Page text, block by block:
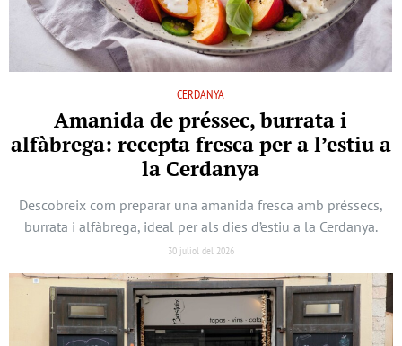
CERDANYA
Amanida de préssec, burrata i
alfàbrega: recepta fresca per a l’estiu a
la Cerdanya
Descobreix com preparar una amanida fresca amb préssecs,
burrata i alfàbrega, ideal per als dies d’estiu a la Cerdanya.
30 juliol del 2026